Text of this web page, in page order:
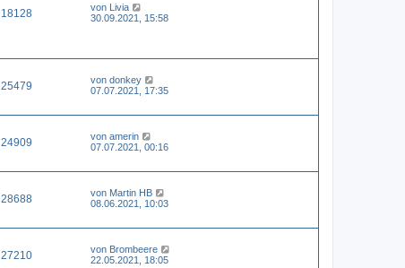
18128 von Livia
30.09.2021, 15:58
25479 von donkey
07.07.2021, 17:35
24909 von amerin
07.07.2021, 00:16
28688 von Martin HB
08.06.2021, 10:03
27210 von Brombeere
22.05.2021, 18:05